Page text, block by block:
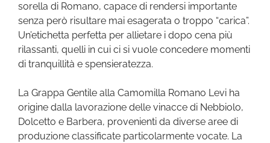
sorella di Romano, capace di rendersi importante
senza però risultare mai esagerata o troppo “carica”.
Un’etichetta perfetta per allietare i dopo cena più
rilassanti, quelli in cui ci si vuole concedere momenti
di tranquillità e spensieratezza.
La Grappa Gentile alla Camomilla Romano Levi ha
origine dalla lavorazione delle vinacce di Nebbiolo,
Dolcetto e Barbera, provenienti da diverse aree di
produzione classificate particolarmente vocate. La